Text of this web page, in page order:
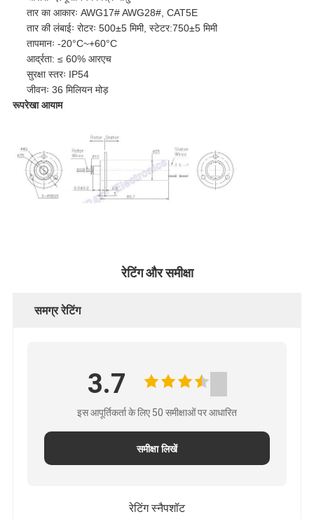
तार का आकारः AWG17# AWG28#, CAT5E
तार की लंबाईः रोटरः 500±5 मिमी, स्टेटर:750±5 मिमी
तापमानः -20°C~+60°C
आर्द्रता: ≤ 60% आरएच
सुरक्षा स्तरः IP54
जीवनः 36 मिलियन मोड़
रूपरेखा आयाम
रेटिंग और समीक्षा
समग्र रेटिंग
3.7
इस आपूर्तिकर्ता के लिए 50 समीक्षाओं पर आधारित
समीक्षा लिखें
रेटिंग स्नैपशॉट